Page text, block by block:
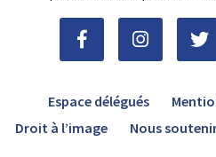
Espace délégués
Droit à l’image
Nous